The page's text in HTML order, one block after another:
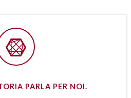
PARLA PER NOI.